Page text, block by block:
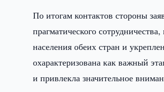
По итогам контактов стороны
прагматического
населения обеих стран и
охарактеризована как важный
и привлекла значительное